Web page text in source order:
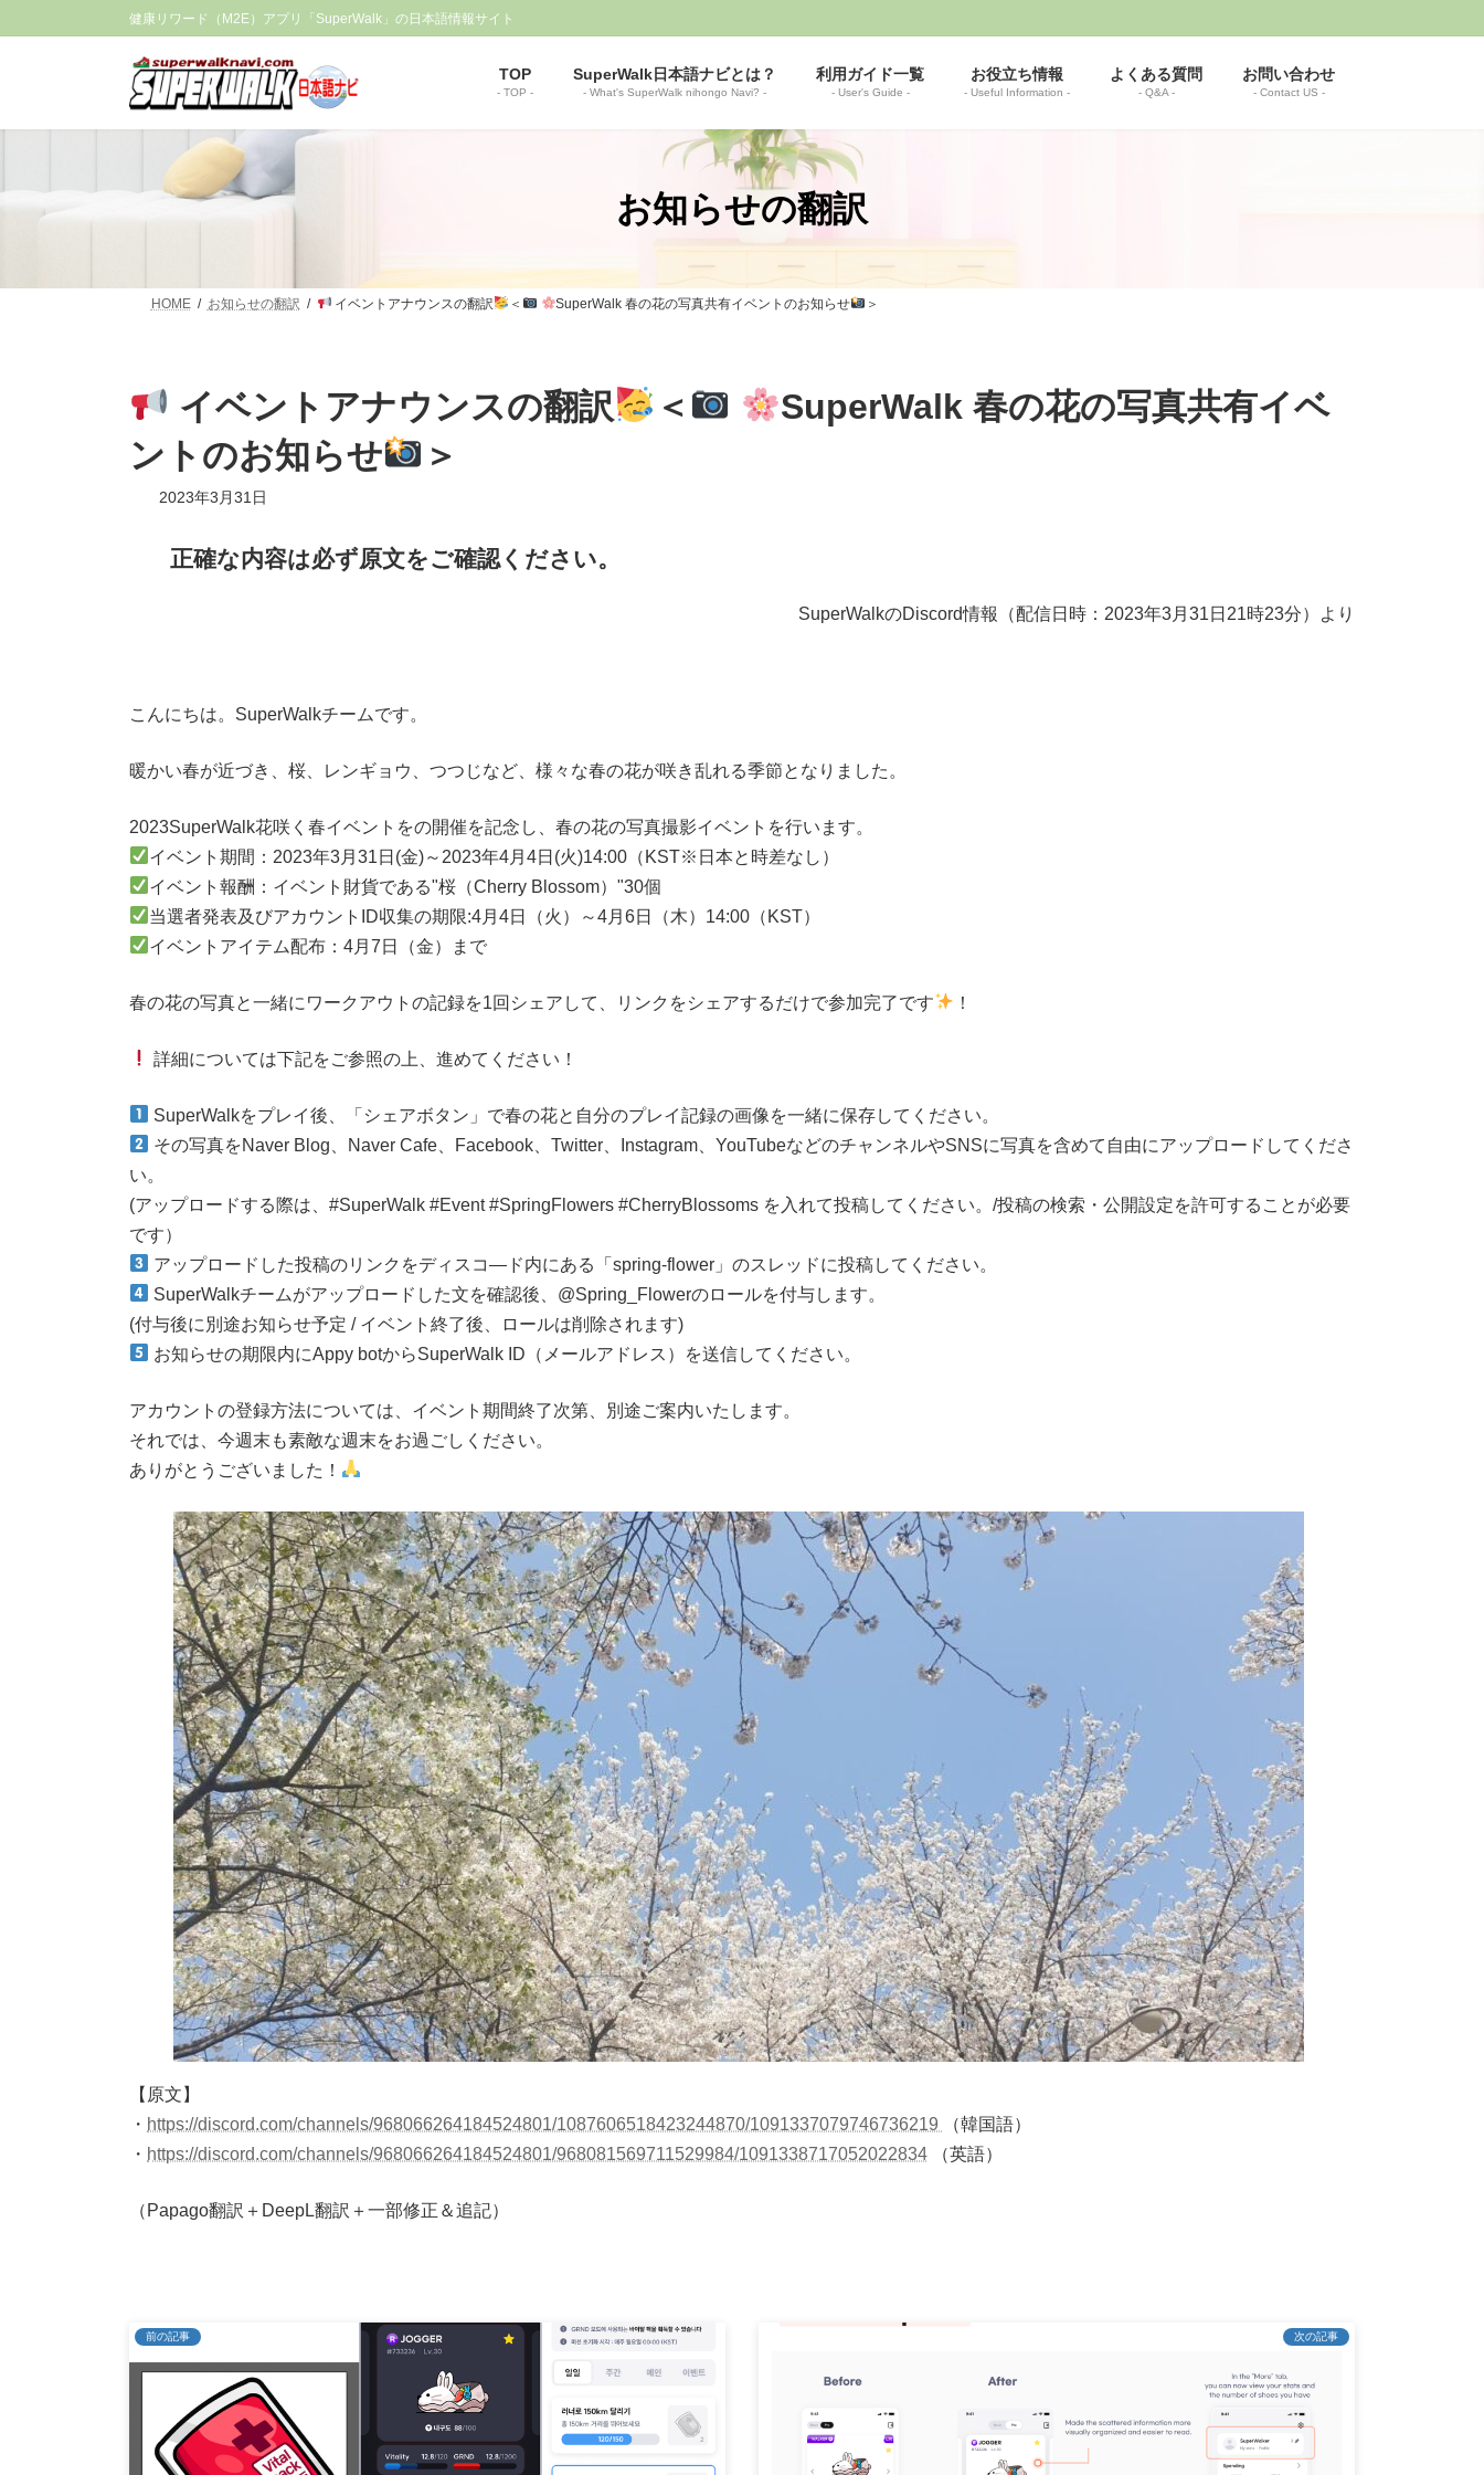
ン
へ
ッ
ビ
ョ
移
健康リワード（M2E）アプリ「SuperWalk」の日本語情報サイト
TOP
- TOP -
SuperWalk日本語ナビとは？
- What's SuperWalk nihongo Navi? -
利用ガイド一覧
- User's Guide -
お役立ち情報
- Useful Information -
よくある質問
- Q&A -
お問い合わせ
- Contact US -
お知らせの翻訳
HOME お知らせの翻訳 イベントアナウンスの翻訳 ＜ SuperWalk 春の花の写真共有イベントのお知らせ ＞
イベントアナウンスの翻訳 ＜
SuperWalk 春の花の写真共有イベ
ントのお知らせ
＞
2023年3月31日
正確な内容は必ず原文をご確認ください。
SuperWalkのDiscord情報（配信日時：2023年3月31日21時23分）より
こんにちは。SuperWalkチームです。
暖かい春が近づき、桜、レンギョウ、つつじなど、様々な春の花が咲き乱れる季節となりました。
2023SuperWalk花咲く春イベントをの開催を記念し、春の花の写真撮影イベントを行います。
イベント期間：2023年3月31日(金)～2023年4月4日(火)14:00（KST※日本と時差なし）
イベント報酬：イベント財貨である"桜（Cherry Blossom）"30個
当選者発表及びアカウントID収集の期限:4月4日（火）～4月6日（木）14:00（KST）
イベントアイテム配布：4月7日（金）まで
春の花の写真と一緒にワークアウトの記録を1回シェアして、リンクをシェアするだけで参加完了です ！
詳細については下記をご参照の上、進めてください！
SuperWalkをプレイ後、「シェアボタン」で春の花と自分のプレイ記録の画像を一緒に保存してください。
その写真をNaver Blog、Naver Cafe、Facebook、Twitter、Instagram、YouTubeなどのチャンネルやSNSに写真を含めて自由にアップロードしてくださ
い。
(アップロードする際は、#SuperWalk #Event #SpringFlowers #CherryBlossoms を入れて投稿してください。/投稿の検索・公開設定を許可することが必要
です）
アップロードした投稿のリンクをディスコ―ド内にある「spring-flower」のスレッドに投稿してください。
SuperWalkチームがアップロードした文を確認後、@Spring_Flowerのロールを付与します。
(付与後に別途お知らせ予定 / イベント終了後、ロールは削除されます)
お知らせの期限内にAppy botからSuperWalk ID（メールアドレス）を送信してください。
アカウントの登録方法については、イベント期間終了次第、別途ご案内いたします。
それでは、今週末も素敵な週末をお過ごしください。
ありがとうございました！
【原文】
・ https://discord.com/channels/968066264184524801/1087606518423244870/1091337079746736219
（韓国語）
・ https://discord.com/channels/968066264184524801/968081569711529984/1091338717052022834 （英語）
（Papago翻訳＋DeepL翻訳＋一部修正＆追記）
前の記事 次の記事